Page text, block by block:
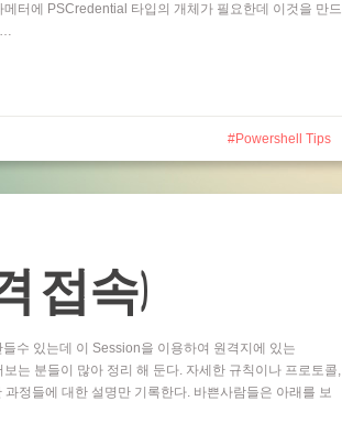
터에 PSCredential 타입의 개체가 필요한데 이것을 만드
…
Powershell Tips
격 접속)
수 있는데 이 Session을 이용하여 원격지에 있는
는 분들이 많아 정리 해 둔다. 자세한 규칙이나 프로토콜,
정들에 대한 설명만 기록한다. 바쁜사람들은 아래를 보